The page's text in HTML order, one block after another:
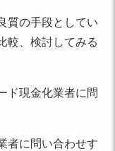
質の手段としてい
較、検討してみる
ド現金化業者に問
者に問い合わせす